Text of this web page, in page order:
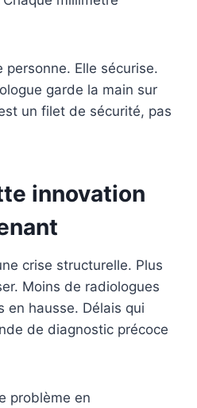
personne. Elle sécurise.
garde la main sur
un filet de sécurité, pas
innovation
crise structurelle. Plus
Moins de radiologues
en hausse. Délais qui
de diagnostic précoce
problème en